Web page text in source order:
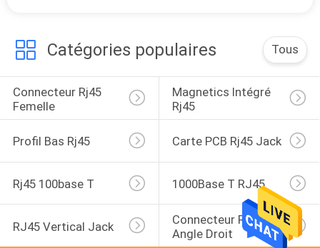
rj45 par le
connecteur de trou
20
Catégories populaires Tous
Connecteur Rj45
Femelle
Magnetics Intégré
Rj45
Profil Bas Rj45 Carte PCB Rj45 Jack
Rj45 100base T 1000Base T RJ45
RJ45 Vertical Jack
Connecteur RJ45 À
Angle Droit